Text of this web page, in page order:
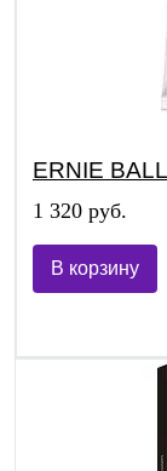
ERNIE
1 320 руб.
В корзину